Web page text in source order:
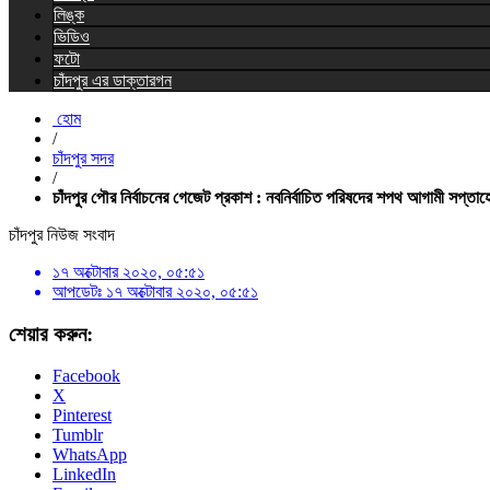
লিঙ্ক
ভিডিও
ফটো
চাঁদপুর এর ডাক্তারগন
হোম
/
চাঁদপুর সদর
/
চাঁদপুর পৌর নির্বাচনের গেজেট প্রকাশ : নবনির্বাচিত পরিষদের শপথ আগামী
চাঁদপুর নিউজ সংবাদ
১৭ অক্টোবার ২০২০, ০৫:৫১
আপডেটঃ ১৭ অক্টোবার ২০২০, ০৫:৫১
শেয়ার করুন:
Facebook
X
Pinterest
Tumblr
WhatsApp
LinkedIn